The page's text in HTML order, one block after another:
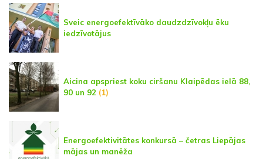
Sveic energoefektīvāko daudzdzīvokļu ēku
iedzīvotājus
Aicina apspriest koku ciršanu Klaipēdas ielā 88,
90 un 92 (1)
Energoefektivitātes konkursā – četras Liepājas
mājas un manēža